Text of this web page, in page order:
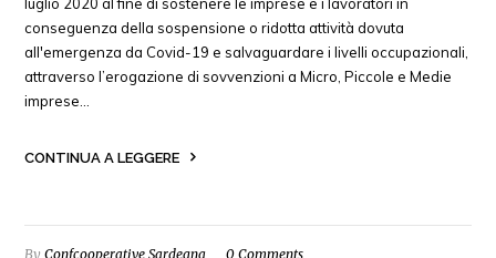
luglio 2020 al fine di sostenere le imprese e i lavoratori in
conseguenza della sospensione o ridotta attività dovuta
all'emergenza da Covid-19 e salvaguardare i livelli occupazionali,
attraverso l’erogazione di sovvenzioni a Micro, Piccole e Medie
imprese…
CONTINUA A LEGGERE
ByConfcooperative Sardegna 0 Comments